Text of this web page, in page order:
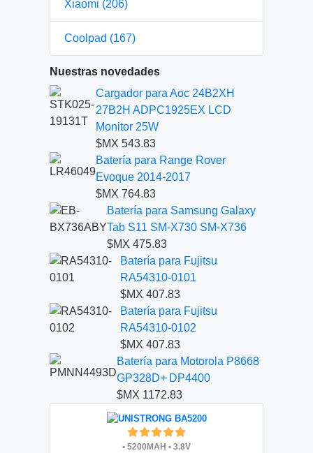
Xiaomi (206)
Coolpad (167)
Nuestras novedades
Cargador para Aoc 24B2XH
27B2H ADPC1925EX LCD
Monitor 25W
$MX 543.83
Batería para Range Rover
Evoque 2014-2017
$MX 764.83
Batería para Samsung Galaxy
Tab S11 SM-X730 SM-X736
$MX 475.83
Batería para Fujitsu
RA54310-0101
$MX 407.83
Batería para Fujitsu
RA54310-0102
$MX 407.83
Batería para Motorola P8668
GP328D+ DP4400
$MX 1172.83
• 5200MAH • 3.8V